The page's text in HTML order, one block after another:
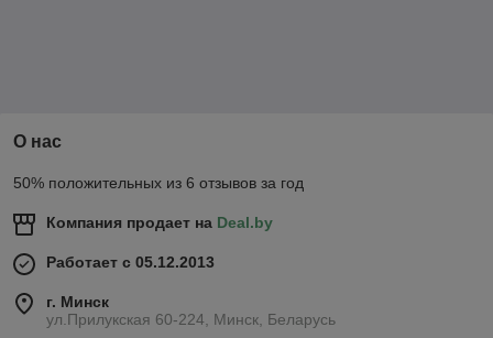
несколько лет, не утрачивая в эксплуатационных
О нас
50% положительных из 6 отзывов за год
Компания продает на Deal.by
Работает с 05.12.2013
г. Минск
ул.Прилукская 60-224, Минск, Беларусь